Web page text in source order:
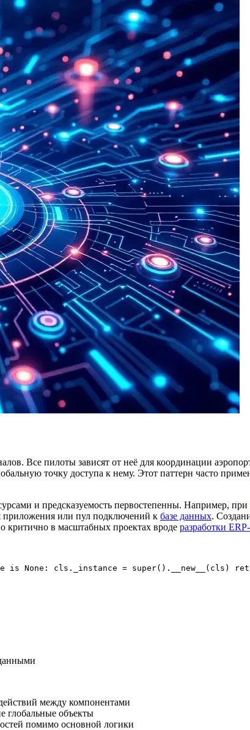
Все пилоты зависят от неё для координации
точку доступа к нему. Этот паттерн часто
и предсказуемость первостепенны. Например, при
приложения или пул подключений к базе данных.
критично в масштабных проектах вроде разработки
None: cls._instance = super().__new__(cls)
между компонентами
глобальные объекты
помимо основной логики